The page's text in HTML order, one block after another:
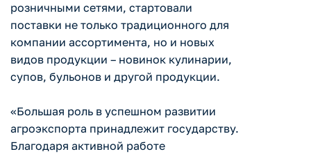
розничными сетями, стартовали
поставки не только традиционного для
компании ассортимента, но и новых
видов продукции – новинок кулинарии,
супов, бульонов и другой продукции.
«Большая роль в успешном развитии
агроэкспорта принадлежит государству.
Благодаря активной работе